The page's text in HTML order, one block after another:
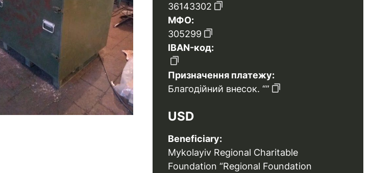
36143302
МФО:
305299
IBAN-код:
Призначення платежу:
Благодійний внесок. “”
USD
Beneficiary:
Mykolayiv Regional Charitable
Foundation “Regional Foundation